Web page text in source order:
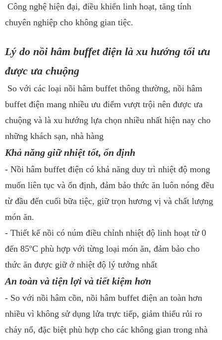
Công nghệ hiện đại, điều khiển linh hoạt, tăng tính
chuyên nghiệp cho không gian tiệc.
Lý do nồi hâm buffet điện là xu hướng tối ưu
được ưa chuộng
So với các loại nồi hâm buffet thông thường, nồi hâm
buffet điện mang nhiều ưu điểm vượt trội nên được ưa
chuộng và là xu hướng lựa chọn nhiều nhất hiện nay cho
những khách sạn, nhà hàng
Khả năng giữ nhiệt tốt, ổn định
- Nồi hâm buffet điện có khả năng duy trì nhiệt độ mong
muốn liên tục và ổn định, đảm bảo thức ăn luôn nóng đều
từ đầu đến cuối bữa tiệc, giữ trọn hương vị và chất lượng
món ăn.
- Thiết kế nồi có núm điều chỉnh nhiệt độ linh hoạt từ 0
đến 85ºC phù hợp với từng loại món ăn, đảm bảo cho
thức ăn được giữ ở nhiệt độ lý tưởng nhất
An toàn và tiện lợi và tiết kiệm hơn
- So với nồi hâm cồn, nồi hâm buffet điện an toàn hơn
nhiều vì không sử dụng lửa trực tiếp, giảm thiểu rủi ro
cháy nổ, đặc biệt phù hợp cho các không gian trong nhà